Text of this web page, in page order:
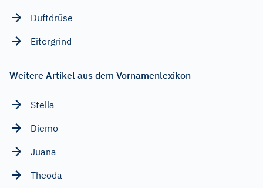
Duftdrüse
Eitergrind
Weitere Artikel aus dem Vornamenlexikon
Stella
Diemo
Juana
Theoda